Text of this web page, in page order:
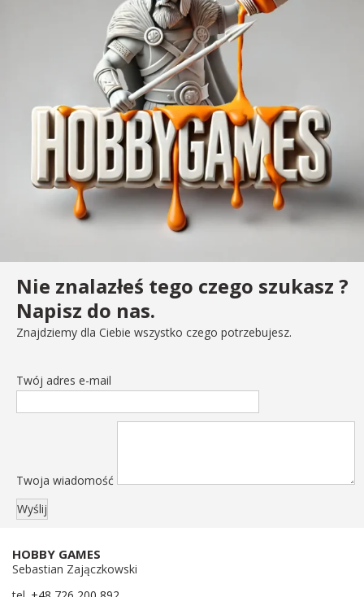
Nie znalazłeś tego czego szukasz ?
Napisz do nas.
Znajdziemy dla Ciebie wszystko czego potrzebujesz.
Twój adres e-mail
Twoja wiadomość
HOBBY GAMES
Sebastian Zajączkowski